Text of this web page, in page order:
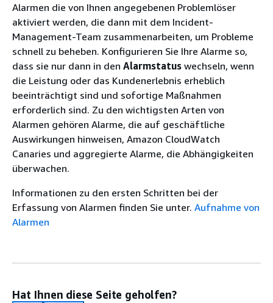
Alarmen die von Ihnen angegebenen Problemlöser
aktiviert werden, die dann mit dem Incident-
Management-Team zusammenarbeiten, um Probleme
schnell zu beheben. Konfigurieren Sie Ihre Alarme so,
dass sie nur dann in den Alarmstatus wechseln, wenn
die Leistung oder das Kundenerlebnis erheblich
beeinträchtigt sind und sofortige Maßnahmen
erforderlich sind. Zu den wichtigsten Arten von
Alarmen gehören Alarme, die auf geschäftliche
Auswirkungen hinweisen, Amazon CloudWatch
Canaries und aggregierte Alarme, die Abhängigkeiten
überwachen.
Informationen zu den ersten Schritten bei der
Erfassung von Alarmen finden Sie unter. Aufnahme von
Alarmen
Hat Ihnen diese Seite geholfen?